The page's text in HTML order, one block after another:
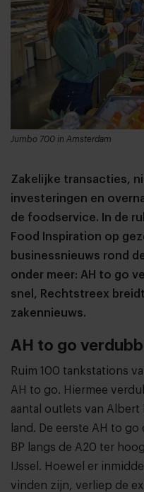
Jumbo 700 in Amsterdam
Zakelijke transacties,
investeringen en
de foodservice. In de
Food Inspiration op
businessnieuws rond
onder meer: AH to go
snel, Rechtstreex
zakennieuws.
AH to go
Ruim 100 tankstations
AH to go. Hiermee
aantal outlets van Albert
land. De eerste AH to
BP langs de A20 ter
IJssel. Hoewel er
vinden zijn, verliep de